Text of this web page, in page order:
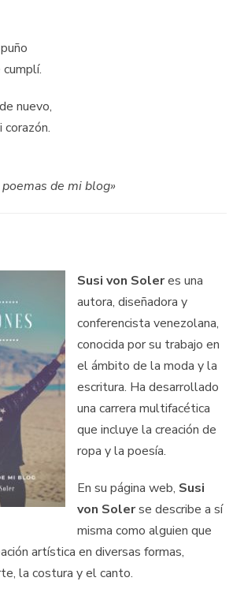
nuevo,
de mi blog»
Susi von Soleres una
autora, diseñadora y
conferencista venezolana,
conocida por su trabajo en
el ámbito de la moda y la
escritura. Ha desarrollado
una carrera multifacética
que incluye la creación de
ropa y la poesía.
En su página web, Susi
von Solerse describe a sí
misma como alguien que
artística en diversas formas,
la costura y el canto.